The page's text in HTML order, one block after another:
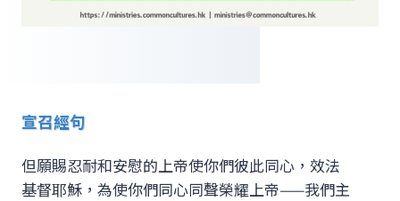
宣召經句
但願賜忍耐和安慰的上帝使你們彼此同心，效法
基督耶穌，為使你們同心同聲榮耀上帝——我們主